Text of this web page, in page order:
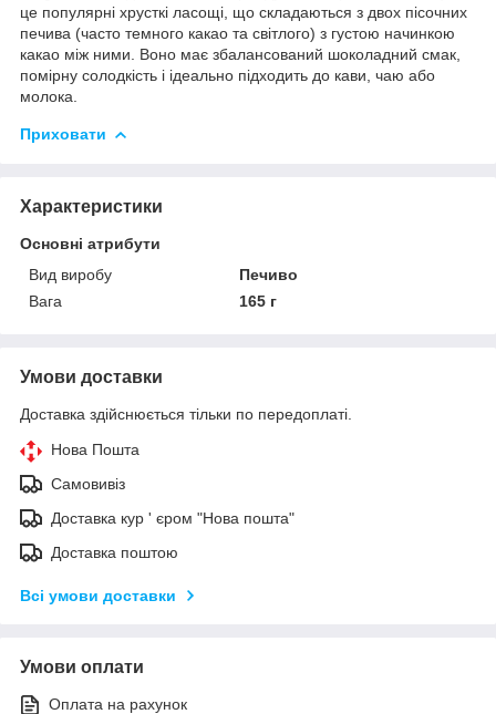
це популярні хрусткі ласощі, що складаються з двох пісочних
печива (часто темного какао та світлого) з густою начинкою
какао між ними. Воно має збалансований шоколадний смак,
помірну солодкість і ідеально підходить до кави, чаю або
молока.
Приховати
Характеристики
Основні атрибути
Вид виробу
Печиво
Вага
165 г
Умови доставки
Доставка здійснюється тільки по передоплаті.
Нова Пошта
Самовивіз
Доставка кур ' єром "Нова пошта"
Доставка поштою
Всі умови доставки
Умови оплати
Оплата на рахунок